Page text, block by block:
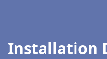
Installation